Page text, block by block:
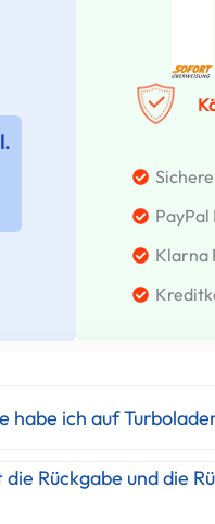
Klarna
habe ich auf
Rückgabe und die